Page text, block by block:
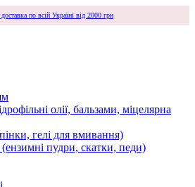
по всій Україні від 2000 грн
олії, бальзами, міцелярна
гелі для вмивання)
(ензимні пудри, скатки, педи)